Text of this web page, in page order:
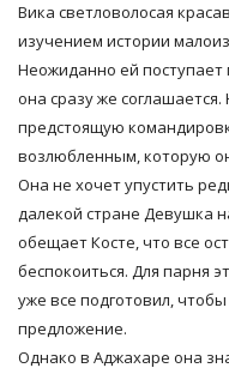
Вика светловолосая
изучением истории
Неожиданно ей
она сразу же
предстоящую
возлюбленным, которую
Она не хочет упустить
далекой стране Девушка
обещает Косте, что все
беспокоиться. Для парня
уже все подготовил,
предложение.
Однако в Аджахаре она